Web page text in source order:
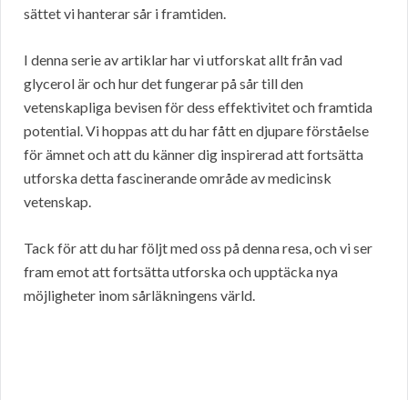
sättet vi hanterar sår i framtiden.
I denna serie av artiklar har vi utforskat allt från vad
glycerol är och hur det fungerar på sår till den
vetenskapliga bevisen för dess effektivitet och framtida
potential. Vi hoppas att du har fått en djupare förståelse
för ämnet och att du känner dig inspirerad att fortsätta
utforska detta fascinerande område av medicinsk
vetenskap.
Tack för att du har följt med oss på denna resa, och vi ser
fram emot att fortsätta utforska och upptäcka nya
möjligheter inom sårläkningens värld.